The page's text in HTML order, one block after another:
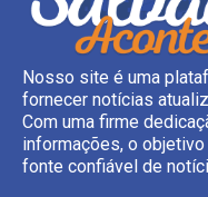
Nosso site é uma
fornecer notícias
Com uma firme
informações, o
fonte confiável de